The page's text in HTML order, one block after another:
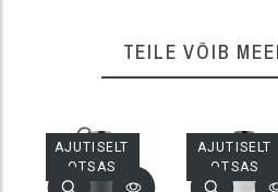
TEILE VÕIB
AJUTISELT
OTSAS
AJUTISELT
OTSAS